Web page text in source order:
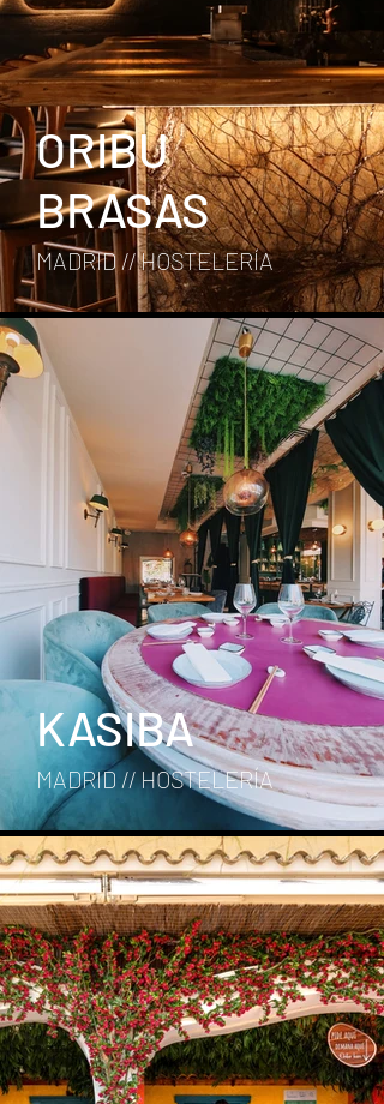
ORIBU
BRASAS
MADRID // HOSTELERÍA
KASIBA
MADRID // HOSTELERÍA